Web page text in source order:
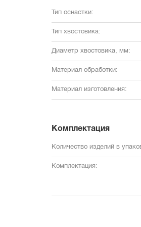
Тип оснастки:
Тип хвостовика:
Диаметр хвостовика, мм:
Материал обработки:
Материал изготовления:
Комплектация
Количество изделий в
Комплектация: